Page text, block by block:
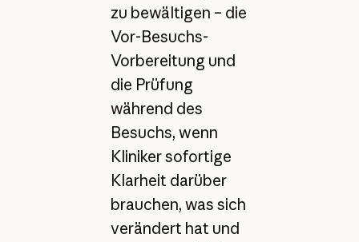
zu bewältigen – die
Vor-Besuchs-
Vorbereitung und
die Prüfung
während des
Besuchs, wenn
Kliniker sofortige
Klarheit darüber
brauchen, was sich
verändert hat und